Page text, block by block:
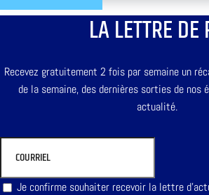
LA LETTRE DE
Recevez gratuitement 2 fois par semaine un
de la semaine, des dernières sorties de nos
actualité.
Je confirme souhaiter recevoir la lettre